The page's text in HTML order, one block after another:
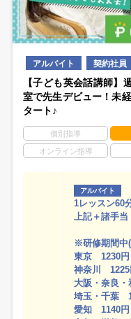
アルバイト 契約社員
【子ども英会話講師
室で先生デビュー！未
タート♪
個別指導
オンライン指導
アルバイト
1レッスン60
上記＋諸手当
※研修期間中
東京 1230円
神奈川 1225
大阪・奈良
埼玉・千葉
愛知 1140円